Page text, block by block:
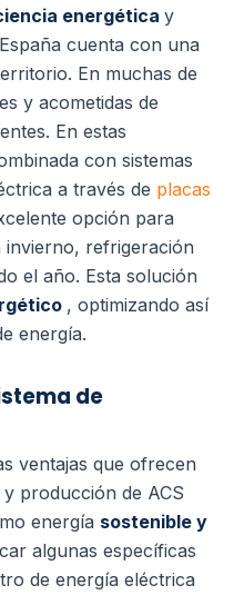
energética y
cuenta con una
En muchas de
y acometidas de
En estas
con sistemas
a través de placas
opción para
refrigeración
el año. Esta solución
, optimizando así
energía.
de
ventajas que ofrecen
producción de ACS
energía sostenible y
algunas específicas
de energía eléctrica